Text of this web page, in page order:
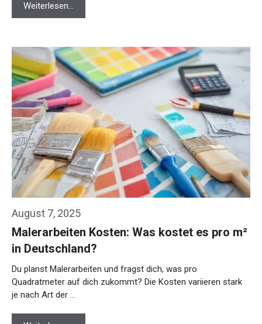
Weiterlesen…
August 7, 2025
Malerarbeiten Kosten: Was kostet es pro m²
in Deutschland?
Du planst Malerarbeiten und fragst dich, was pro
Quadratmeter auf dich zukommt? Die Kosten variieren stark
je nach Art der …